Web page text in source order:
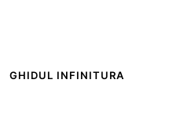
GHIDUL INFINITURA